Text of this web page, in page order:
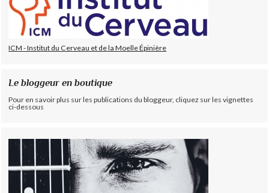
ICM - Institut du Cerveau et de la Moelle Épinière
Le bloggeur en boutique
Pour en savoir plus sur les publications du bloggeur, cliquez sur les vignettes
ci-dessous